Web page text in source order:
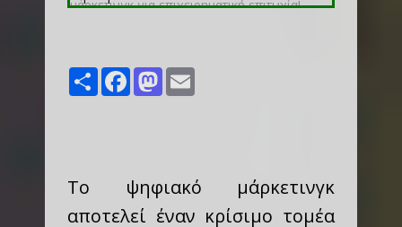
Share FacebookMastodon
Το ψηφιακό μάρκετινγκ
αποτελεί έναν κρίσιμο τομέα